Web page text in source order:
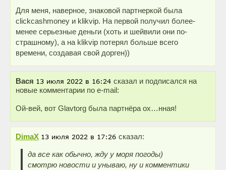
Для меня, наверное, знаковой партнеркой была
clickcashmoney и klikvip. На первой получил более-
менее серьезные деньги (хоть и шейвили они по-
страшному), а на klikvip потерял больше всего
времени, создавая свой дорген))
Вася
сказал и подписался на
новые комментарии по e-mail:
Ой-вей, вот Glavtorg была партнёра ох…нная!
DimaX сказал:
да все как обычно, жду у моря погоды)
смотрю новости и унываю, ну и комментики